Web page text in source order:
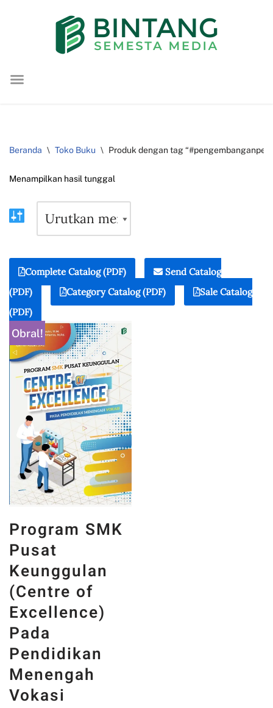
konten
Beranda \ Toko Buku \ Produk dengan tag
Menampilkan hasil tunggal
Complete Catalog (PDF)
Send Catalog
(PDF)
Category Catalog (PDF)
Sale Catalog
(PDF)
Obral!
Program SMK
Pusat
Keunggulan
(Centre of
Excellence)
Pada
Pendidikan
Menengah
Vokasi